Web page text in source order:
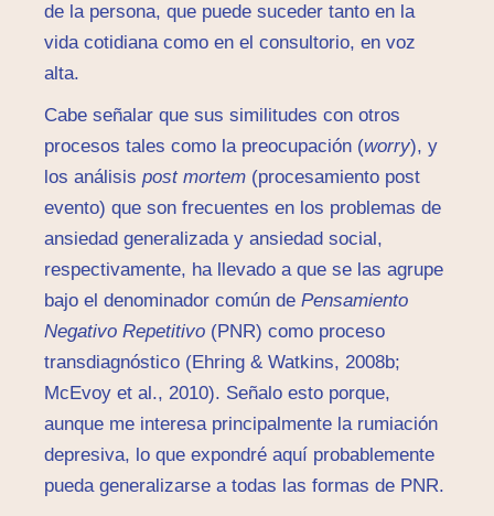
de la persona, que puede suceder tanto en la
vida cotidiana como en el consultorio, en voz
alta.
Cabe señalar que sus similitudes con otros
procesos tales como la preocupación (worry), y
los análisis post mortem (procesamiento post
evento) que son frecuentes en los problemas de
ansiedad generalizada y ansiedad social,
respectivamente, ha llevado a que se las agrupe
bajo el denominador común de Pensamiento
Negativo Repetitivo (PNR) como proceso
transdiagnóstico (Ehring & Watkins, 2008b;
McEvoy et al., 2010). Señalo esto porque,
aunque me interesa principalmente la rumiación
depresiva, lo que expondré aquí probablemente
pueda generalizarse a todas las formas de PNR.